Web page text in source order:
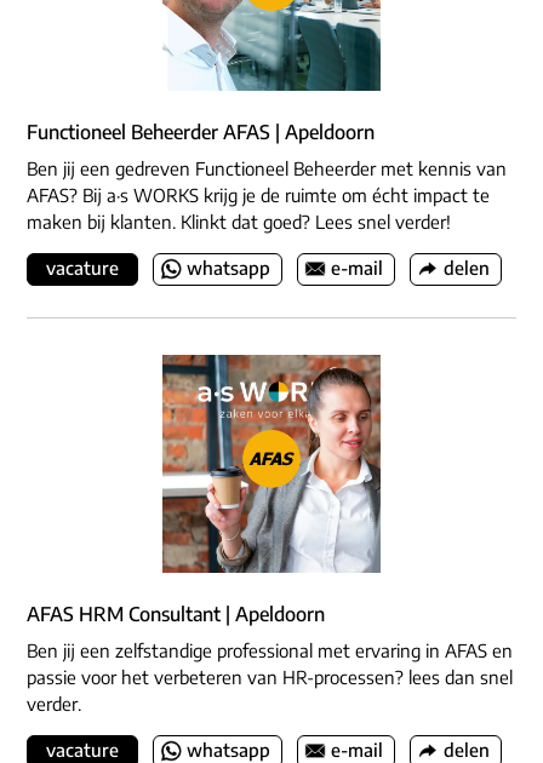
Functioneel Beheerder AFAS | Apeldoorn
Ben jij een gedreven Functioneel Beheerder met kennis van
AFAS? Bij a·s WORKS krijg je de ruimte om écht impact te
maken bij klanten. Klinkt dat goed? Lees snel verder!
vacature whatsapp e-mail delen
AFAS HRM Consultant | Apeldoorn
Ben jij een zelfstandige professional met ervaring in AFAS en
passie voor het verbeteren van HR-processen? lees dan snel
verder.
vacature whatsapp e-mail delen